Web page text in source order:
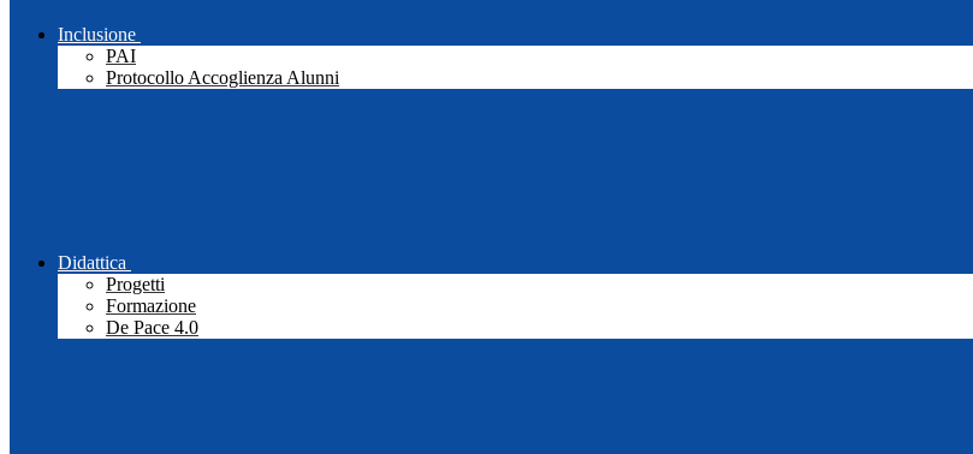
Inclusione
PAI
Protocollo Accoglienza Alunni
Didattica
Progetti
Formazione
De Pace 4.0